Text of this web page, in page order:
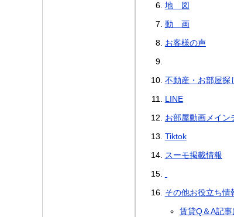
地 図
動 画
お客様の声
不動産・お部屋探
LINE
お部屋動画メイン
Tiktok
スーモ掲載情報
その他お役立ち情
賃貸Q＆A記事